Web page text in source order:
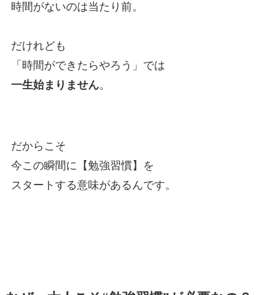
時間がないのは当たり前。
だけれども
「時間ができたらやろう」では
一生始まりません。
だからこそ
今この瞬間に【勉強習慣】を
スタートする意味があるんです。